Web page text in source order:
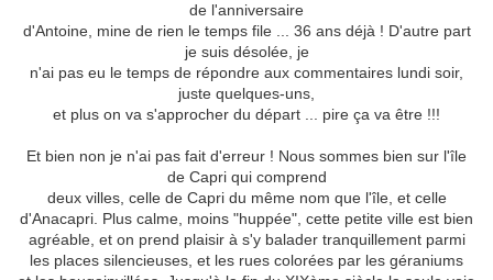
de l'anniversaire
d'Antoine, mine de rien le temps file ... 36 ans déjà ! D'autre part
je suis désolée, je
n'ai pas eu le temps de répondre aux commentaires lundi soir,
juste quelques-uns,
et plus on va s'approcher du départ ... pire ça va être !!!
Et bien non je n'ai pas fait d'erreur ! Nous sommes bien sur l'île
de Capri qui comprend
deux villes, celle de Capri du même nom que l'île, et celle
d'Anacapri. Plus calme, moins "huppée", cette petite ville est bien
agréable, et on prend plaisir à s'y balader tranquillement parmi
les places silencieuses, et les rues colorées par les géraniums